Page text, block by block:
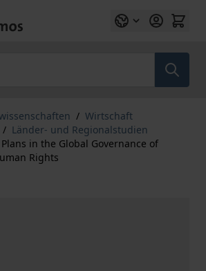
/ Wirtschaft
/ Länder- und Regionalstudien
in the Global Governance of
Rights